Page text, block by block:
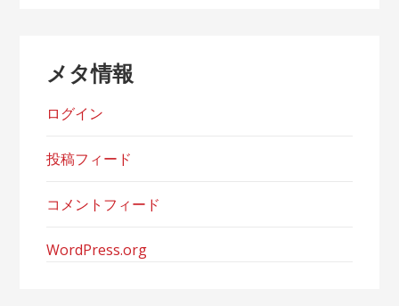
メタ情報
ログイン
投稿フィード
コメントフィード
WordPress.org